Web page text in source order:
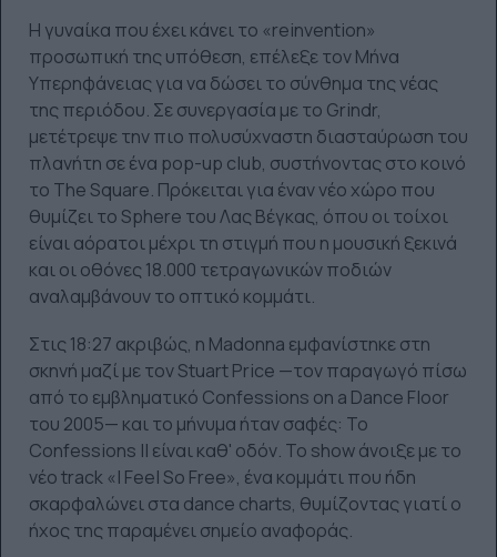
Η γυναίκα που έχει κάνει το «reinvention»
προσωπική της υπόθεση, επέλεξε τον Μήνα
Υπερηφάνειας για να δώσει το σύνθημα της νέας
της περιόδου. Σε συνεργασία με το Grindr,
μετέτρεψε την πιο πολυσύχναστη διασταύρωση του
πλανήτη σε ένα pop-up club, συστήνοντας στο κοινό
το The Square. Πρόκειται για έναν νέο χώρο που
θυμίζει το Sphere του Λας Βέγκας, όπου οι τοίχοι
είναι αόρατοι μέχρι τη στιγμή που η μουσική ξεκινά
και οι οθόνες 18.000 τετραγωνικών ποδιών
αναλαμβάνουν το οπτικό κομμάτι.
Στις 18:27 ακριβώς, η Madonna εμφανίστηκε στη
σκηνή μαζί με τον Stuart Price —τον παραγωγό πίσω
από το εμβληματικό Confessions on a Dance Floor
του 2005— και το μήνυμα ήταν σαφές: Το
Confessions II είναι καθ' οδόν. Το show άνοιξε με το
νέο track «I Feel So Free», ένα κομμάτι που ήδη
σκαρφαλώνει στα dance charts, θυμίζοντας γιατί ο
ήχος της παραμένει σημείο αναφοράς.